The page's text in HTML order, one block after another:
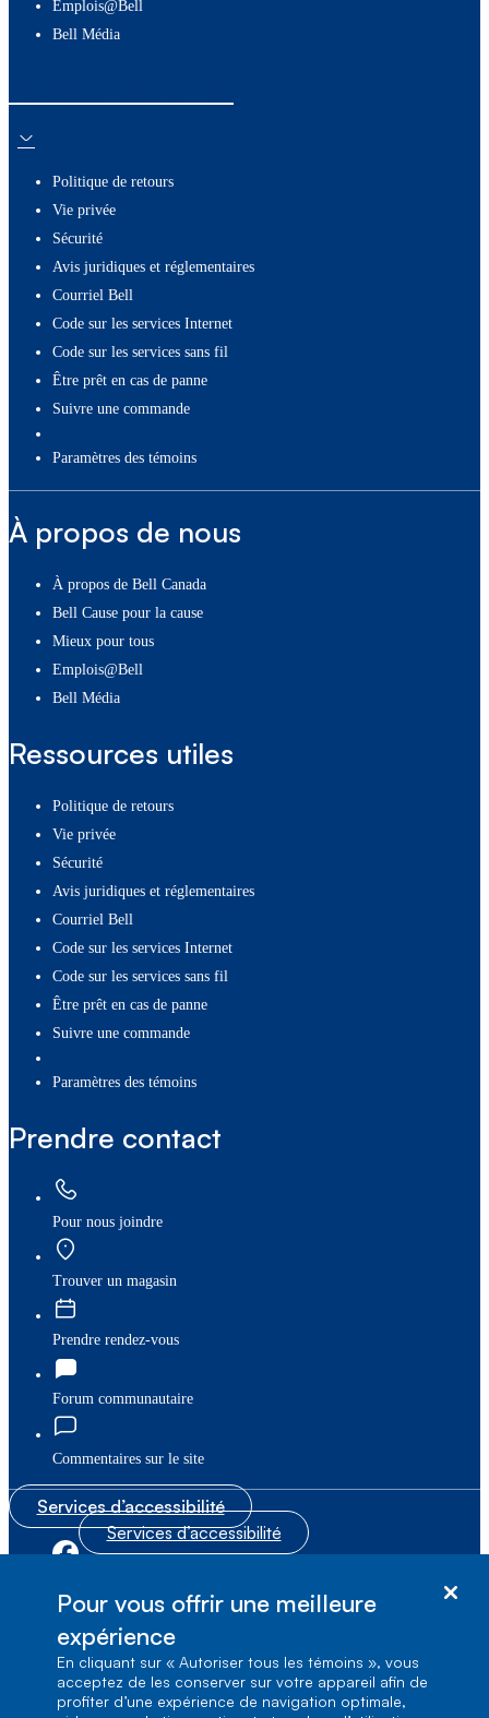
Emplois@Bell
Bell Média
Politique de retours
Vie privée
Sécurité
Avis juridiques et réglementaires
Courriel Bell
Code sur les services Internet
Code sur les services sans fil
Être prêt en cas de panne
Suivre une commande
paramètres des témoins
À propos de nous
À propos de Bell Canada
Bell Cause pour la cause
Mieux pour tous
Emplois@Bell
Bell Média
Ressources utiles
Politique de retours
Vie privée
Sécurité
Avis juridiques et réglementaires
Courriel Bell
Code sur les services Internet
Code sur les services sans fil
Être prêt en cas de panne
Suivre une commande
paramètres des témoins
Prendre contact
Pour nous joindre
Trouver un magasin
Prendre rendez-vous
Forum communautaire
Commentaires sur le site
Services d’accessibilité
Services d’accessibilité
1, carrefour Alexander-Graham-Bell, Aile A-7,
Verdun, Québec, H3E 3B3
Pour vous offrir une meilleure
expérience
En cliquant sur « Autoriser tous les témoins », vous
acceptez de les conserver sur votre appareil afin de
profiter d’une expérience de navigation optimale,